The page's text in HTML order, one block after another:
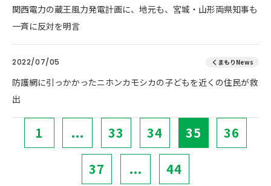
関西電力の蔵王風力発電計画に、地元も、宮城・山形両県知事も
一斉に反対を明言
2022/07/05 くまもりNews
防護網に引っかかったニホンカモシカの子どもを近くの住民が救
出
1 ... 33 34 35 36
37 ... 44